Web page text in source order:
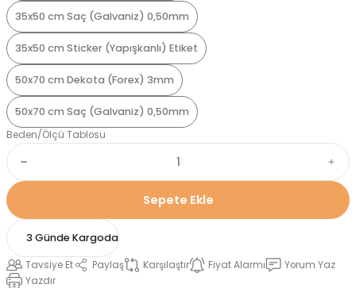
35x50 cm Saç (Galvaniz) 0,50mm
35x50 cm Sticker (Yapışkanlı) Etiket
50x70 cm Dekota (Forex) 3mm
50x70 cm Saç (Galvaniz) 0,50mm
Beden/Ölçü Tablosu
Sepete Ekle
3 Günde Kargoda
Tavsiye Et Paylaş Karşılaştır Fiyat Alarmı
Yorum Yaz
Yazdır